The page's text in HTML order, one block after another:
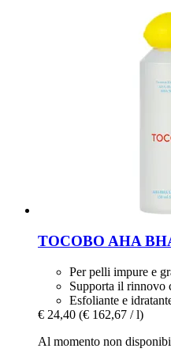
TOCOBO AHA
Per pelli impure e
Supporta il rinnovo
Esfoliante e
€ 24,40 (€ 162,67 / l)
Al momento non